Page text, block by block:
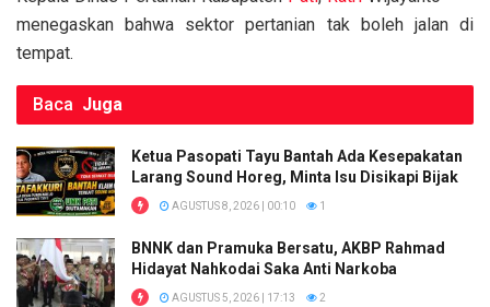
k
p
menegaskan bahwa sektor pertanian tak boleh jalan di
tempat.
Baca Juga
Ketua Pasopati Tayu Bantah Ada Kesepakatan
Larang Sound Horeg, Minta Isu Disikapi Bijak
AGUSTUS 8, 2026 | 00:10 1
BNNK dan Pramuka Bersatu, AKBP Rahmad
Hidayat Nahkodai Saka Anti Narkoba
AGUSTUS 5, 2026 | 17:13 2